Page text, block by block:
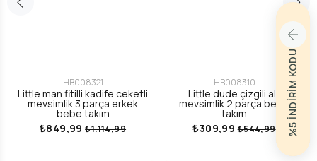
HB008321
Little man fitilli kadife ceketli
mevsimlik 3 parça erkek
bebe takım
₺849,99₺1.114,99
HB008310
Little dude çizgili alt
mevsimlik 2 parça bebe
takım
₺309,99₺544,99 %5 İNDİRİM KODU